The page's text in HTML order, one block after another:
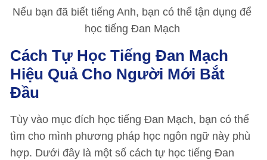
Nếu bạn đã biết tiếng Anh, bạn có thể tận dụng để
học tiếng Đan Mạch
Cách Tự Học Tiếng Đan Mạch
Hiệu Quả Cho Người Mới Bắt
Đầu
Tùy vào mục đích học tiếng Đan Mạch, bạn có thể
tìm cho mình phương pháp học ngôn ngữ này phù
hợp. Dưới đây là một số cách tự học tiếng Đan